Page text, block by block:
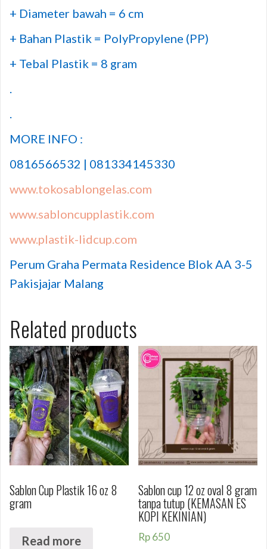
+ Diameter bawah = 6 cm
+ Bahan Plastik = PolyPropylene (PP)
+ Tebal Plastik = 8 gram
.
.
MORE INFO :
0816566532 | 081334145330
www.tokosablongelas.com
www.sabloncupplastik.com
www.plastik-lidcup.com
Perum Graha Permata Residence Blok AA 3-5
Pakisjajar Malang
Related products
Sablon Cup Plastik 16 oz 8
gram
Read more
Sablon cup 12 oz oval 8 gram
tanpa tutup (KEMASAN ES
KOPI KEKINIAN)
Rp650